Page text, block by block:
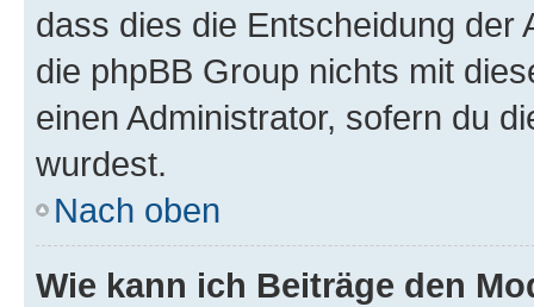
dass dies die Entscheidung der
die phpBB Group nichts mit
einen Administrator, sofern du
wurdest.
Nach oben
Wie kann ich Beiträge den